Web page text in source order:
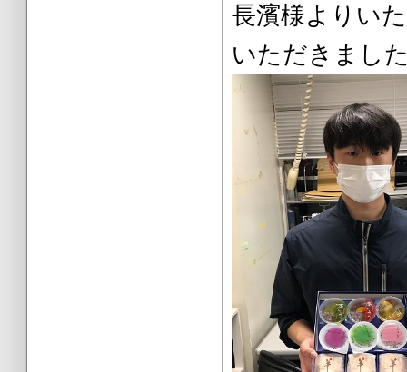
長濱様より
いただきまし